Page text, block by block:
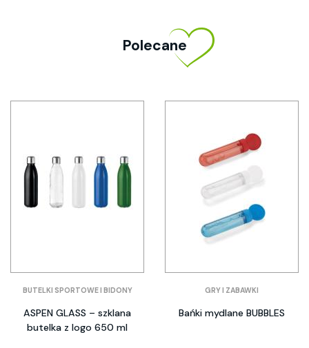
Polecane
BUTELKI SPORTOWE I BIDONY
ASPEN GLASS – szklana
butelka z logo 650 ml
GRY I ZABAWKI
Bańki mydlane BUBBLES